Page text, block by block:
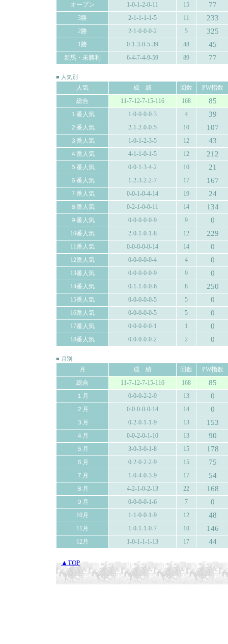
オープン 1-0-1-2-0-11 15 77
3勝 2-1-1-1-1-5 11 233
2勝 2-1-0-0-0-2 5 325
1勝 0-1-3-0-5-39 48 45
新馬・未勝利 6-4-7-4-9-59 89 77
■ 人気別
人気 成 績 回数
PW指数
総合
11-7-12-7-15-116 168 85
１番人気 1-0-0-0-0-3 4 39
２番人気 2-1-2-0-0-5 10 107
３番人気 1-0-1-2-3-5 12 43
４番人気 4-1-1-0-1-5 12 212
５番人気 0-0-1-3-4-2 10 21
６番人気 1-2-3-2-2-7 17 167
７番人気 0-0-1-0-4-14 19 24
８番人気 0-2-1-0-0-11 14 134
９番人気 0-0-0-0-0-9 9 0
10番人気 2-0-1-0-1-8 12 229
11番人気 0-0-0-0-0-14 14 0
12番人気 0-0-0-0-0-4 4 0
13番人気 0-0-0-0-0-9 9 0
14番人気 0-1-1-0-0-6 8 250
15番人気 0-0-0-0-0-5 5 0
16番人気 0-0-0-0-0-5 5 0
17番人気 0-0-0-0-0-1 1 0
18番人気 0-0-0-0-0-2 2 0
■ 月別
月 成 績 回数
PW指数
総合
11-7-12-7-15-116 168 85
１月 0-0-0-2-2-9 13 0
２月 0-0-0-0-0-14 14 0
３月 0-2-0-1-1-9 13 153
４月 0-0-2-0-1-10 13 90
５月 3-0-3-0-1-8 15 178
６月 0-2-0-2-2-9 15 75
７月 1-0-4-0-3-9 17 54
８月 4-2-1-0-2-13 22 168
９月 0-0-0-0-1-6 7 0
10月 1-1-0-0-1-9 12 48
11月 1-0-1-1-0-7 10 146
12月 1-0-1-1-1-13 17 44
▲TOP